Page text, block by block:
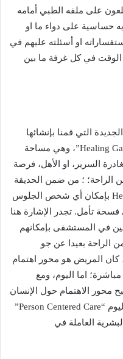
على ملفه الطبي
أمامه
حساسية على دواء ما
او
او أسئلته عليهم في
الوقت في كل غرفة ما بين
الجديدة التي قمنا بإنشائها
، وهي مساحة
السرير، او الأهل، فرصة
الراحة؛ ؛ من ضمن
الحديقة
بإمكان أي شخص
الجلوس
فسحة تأمل. تجدر الإشارة هنا
في المستشفى بإمكانهم
الراحة بعيدا عن جو
كان المريض هو محور
اهتمام
مباشرة؛ اما اليوم، ومع
محور الاهتمام حول
الإنسان
اليوم “Person Centered Care”
البشرية العاملة في